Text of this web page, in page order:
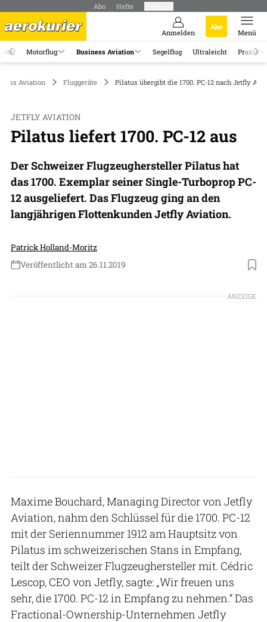
Abo Hefte
Anmelden
Abo
Menü
Motorflug Business Aviation Segelflug Ultraleicht Praxis
Aviation Fluggeräte Pilatus übergibt die 1700. PC-12 nach Jetfly
JETFLY AVIATION
Pilatus liefert 1700. PC-12 aus
Der Schweizer Flugzeughersteller Pilatus hat
das 1700. Exemplar seiner Single-Turboprop PC-
12 ausgeliefert. Das Flugzeug ging an den
langjährigen Flottenkunden Jetfly Aviation.
Patrick Holland-Moritz
Veröffentlicht am 26.11.2019
Foto: Pilatus Aircraft Ltd
ANZEIGE
Maxime Bouchard, Managing Director von Jetfly
Aviation, nahm den Schlüssel für die 1700. PC-12
mit der Seriennummer 1912 am Hauptsitz von
Pilatus im schweizerischen Stans in Empfang,
teilt der Schweizer Flugzeughersteller mit. Cédric
Lescop, CEO von Jetfly, sagte: „Wir freuen uns
sehr, die 1700. PC-12 in Empfang zu nehmen.“ Das
Fractional-Ownership-Unternehmen Jetfly